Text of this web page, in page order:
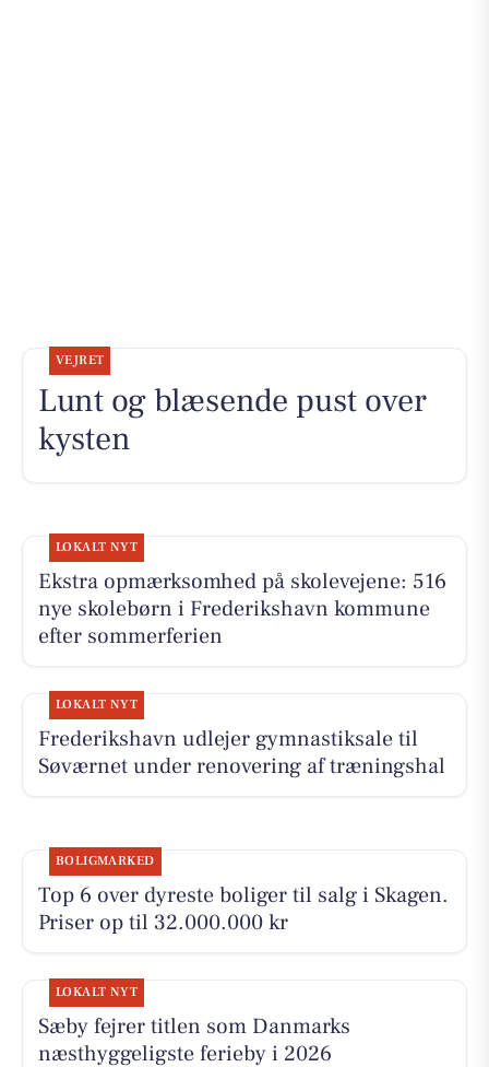
VEJRET
Lunt og blæsende pust over
kysten
LOKALT NYT
Ekstra opmærksomhed på skolevejene: 516
nye skolebørn i Frederikshavn kommune
efter sommerferien
LOKALT NYT
Frederikshavn udlejer gymnastiksale til
Søværnet under renovering af træningshal
BOLIGMARKED
Top 6 over dyreste boliger til salg i Skagen.
Priser op til 32.000.000 kr
LOKALT NYT
Sæby fejrer titlen som Danmarks
næsthyggeligste ferieby i 2026